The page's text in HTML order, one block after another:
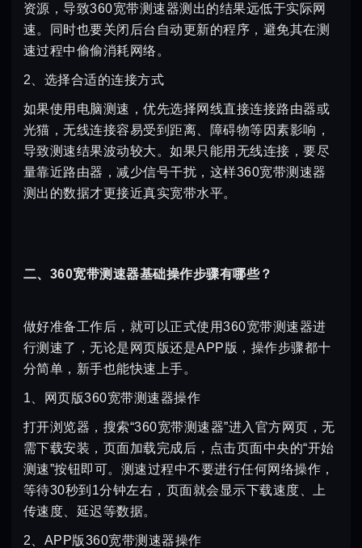
资源，导致360宽带测速器测出的结果远低于实际网
速。同时也要关闭后台自动更新的程序，避免其在测
速过程中偷偷消耗网络。
2、选择合适的连接方式
如果使用电脑测速，优先选择网线直接连接路由器或
光猫，无线连接容易受到距离、障碍物等因素影响，
导致测速结果波动较大。如果只能用无线连接，要尽
量靠近路由器，减少信号干扰，这样360宽带测速器
测出的数据才更接近真实宽带水平。
二、360宽带测速器基础操作步骤有哪些？
做好准备工作后，就可以正式使用360宽带测速器进
行测速了，无论是网页版还是APP版，操作步骤都十
分简单，新手也能快速上手。
1、网页版360宽带测速器操作
打开浏览器，搜索“360宽带测速器”进入官方网页，无
需下载安装，页面加载完成后，点击页面中央的“开始
测速”按钮即可。测速过程中不要进行任何网络操作，
等待30秒到1分钟左右，页面就会显示下载速度、上
传速度、延迟等数据。
2、APP版360宽带测速器操作